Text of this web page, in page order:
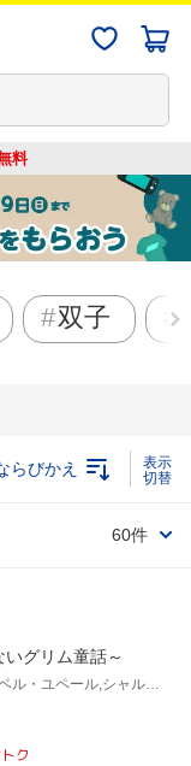
料
双子
らびかえ
60件
グリム童話～
ルー・ドゥ・ラージュ,イザベル・ユペール,シャルル・ベルラン,ダミアン・ボナール,ジョナサン・コーエン,リチャード・フレシェット,アンヌ・フォンテーヌ(監督、脚本),ブリュノ・クレ(音楽)
ク